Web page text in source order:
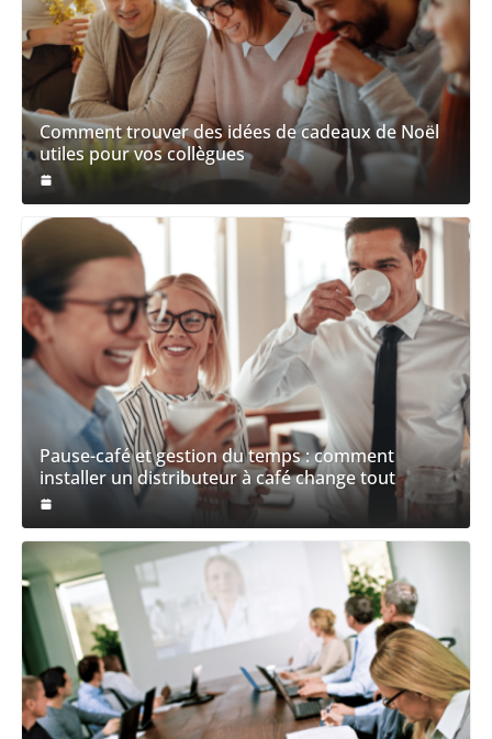
Comment trouver des idées de cadeaux de Noël
utiles pour vos collègues
Pause-café et gestion du temps : comment
installer un distributeur à café change tout